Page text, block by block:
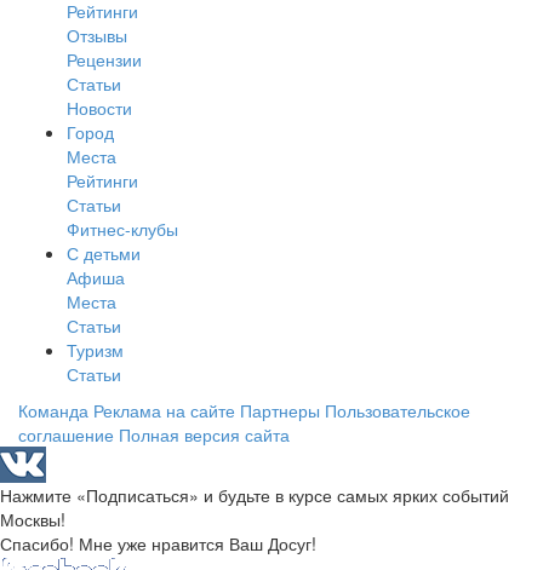
Рейтинги
Отзывы
Рецензии
Статьи
Новости
Город
Места
Рейтинги
Статьи
Фитнес-клубы
С детьми
Афиша
Места
Статьи
Туризм
Статьи
Команда Реклама на сайте Партнеры Пользовательское
соглашение Полная версия сайта
Нажмите «Подписаться» и будьте в курсе самых ярких событий
Москвы!
Спасибо! Мне уже нравится Ваш Досуг!